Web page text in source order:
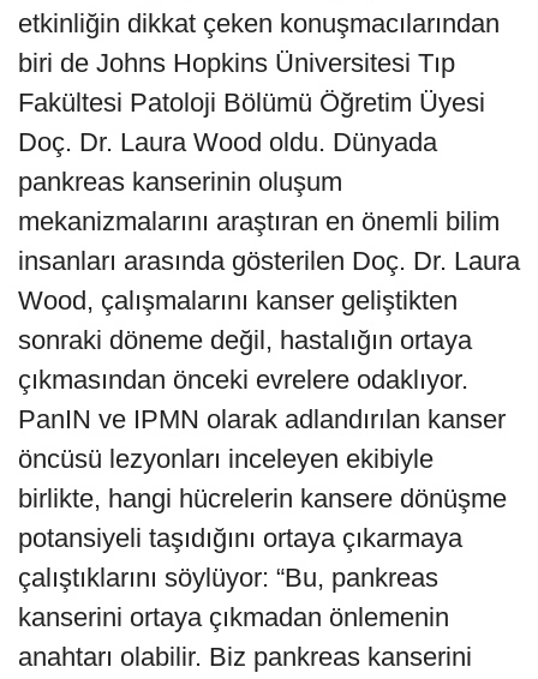
etkinliğin dikkat çeken konuşmacılarından
biri de Johns Hopkins Üniversitesi Tıp
Fakültesi Patoloji Bölümü Öğretim Üyesi
Doç. Dr. Laura Wood oldu. Dünyada
pankreas kanserinin oluşum
mekanizmalarını araştıran en önemli bilim
insanları arasında gösterilen Doç. Dr. Laura
Wood, çalışmalarını kanser geliştikten
sonraki döneme değil, hastalığın ortaya
çıkmasından önceki evrelere odaklıyor.
PanIN ve IPMN olarak adlandırılan kanser
öncüsü lezyonları inceleyen ekibiyle
birlikte, hangi hücrelerin kansere dönüşme
potansiyeli taşıdığını ortaya çıkarmaya
çalıştıklarını söylüyor: “Bu, pankreas
kanserini ortaya çıkmadan önlemenin
anahtarı olabilir. Biz pankreas kanserini